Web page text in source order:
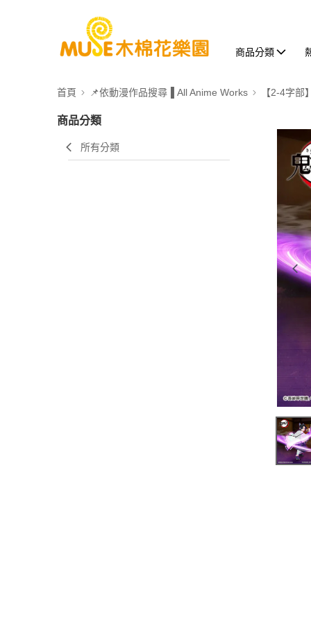
商品分類
首頁 📌依動漫作品搜尋▐ All Anime Works 【2-4字部
商品分類
所有分類